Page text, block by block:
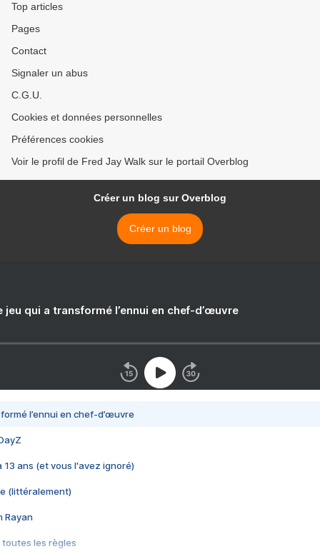
Top articles
Pages
Contact
Signaler un abus
C.G.U.
Cookies et données personnelles
Préférences cookies
Voir le profil de Fred Jay Walk sur le portail Overblog
Créer un blog sur Overblog
Créer un blog
jeu qui a transformé l’ennui en chef-d’œuvre
l’ennui en chef-d’œuvre
13 ans (et vous l'avez ignoré)
(littéralement)
Rayan
toutes les règles